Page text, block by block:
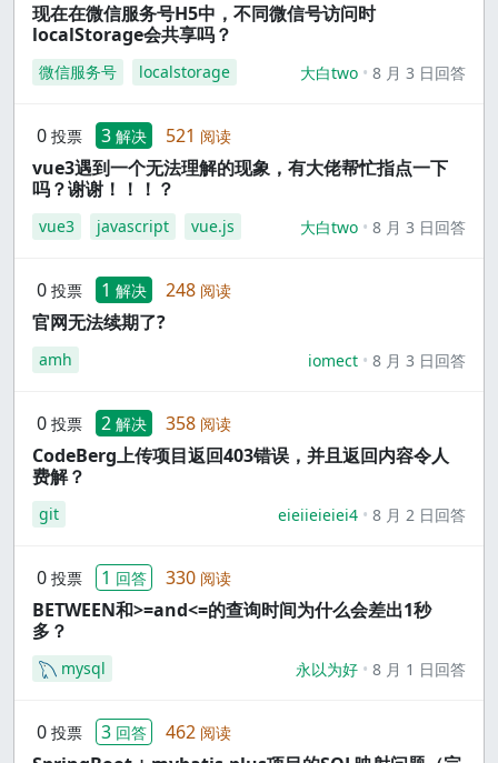
现在在微信服务号H5中，不同微信号访问时
localStorage会共享吗？
微信服务号 localstorage 大白two 8 月 3 日回答
0 投票 3 解决 521 阅读
vue3遇到一个无法理解的现象，有大佬帮忙指点一下
吗？谢谢！！！？
vue3 javascript vue.js 大白two 8 月 3 日回答
0 投票 1 解决 248 阅读
官网无法续期了?
amh iomect 8 月 3 日回答
0 投票 2 解决 358 阅读
CodeBerg上传项目返回403错误，并且返回内容令人
费解？
git eieiieieiei4 8 月 2 日回答
0 投票 1 回答 330 阅读
BETWEEN和>=and<=的查询时间为什么会差出1秒
多？
mysql 永以为好 8 月 1 日回答
0 投票 3 回答 462 阅读